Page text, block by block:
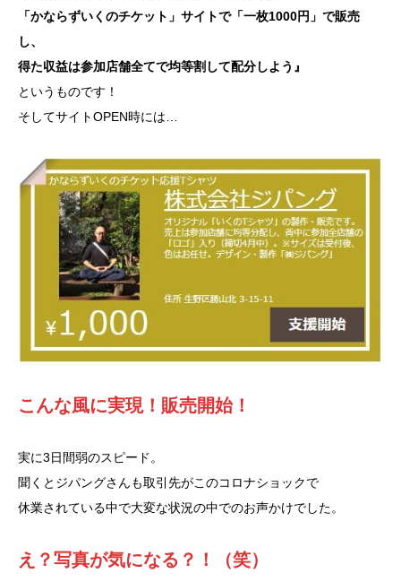
「かならずいくのチケット」サイトで「一枚1000円」で販売
し、
得た収益は参加店舗全てで均等割して配分しよう』
というものです！
そしてサイトOPEN時には…
こんな風に実現！販売開始！
実に3日間弱のスピード。
聞くとジパングさんも取引先がこのコロナショックで
休業されている中で大変な状況の中でのお声かけでした。
え？写真が気になる？！（笑）